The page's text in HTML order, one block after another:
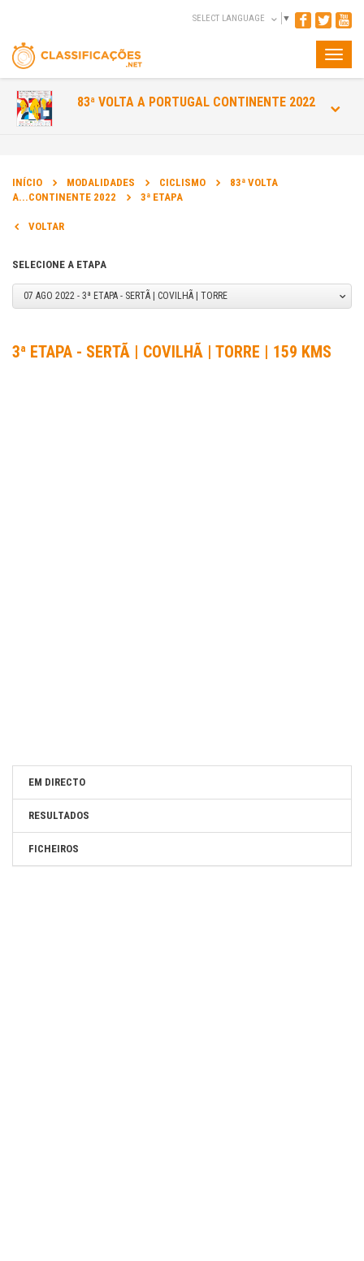
Toggle
SELECT LANGUAGE ▼
83ª VOLTA A PORTUGAL CONTINENTE 2022
https://www.volta-portugal.com/
SITE DO ORGANIZADOR:
INÍCIO MODALIDADES CICLISMO
83ª VOLTA
A...CONTINENTE 2022
3ª ETAPA
VOLTAR
SELECIONE A ETAPA
07 AGO 2022 - 3ª ETAPA - SERTÃ | COVILHÃ | TORRE
3ª ETAPA - SERTÃ | COVILHÃ | TORRE | 159 KMS
EM DIRECTO
RESULTADOS
FICHEIROS